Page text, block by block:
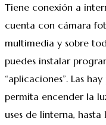
Tiene conexión a
cuenta con cámara
multimedia y sobre
puedes instalar
“aplicaciones”. Las
permita encender la
uses de linterna,